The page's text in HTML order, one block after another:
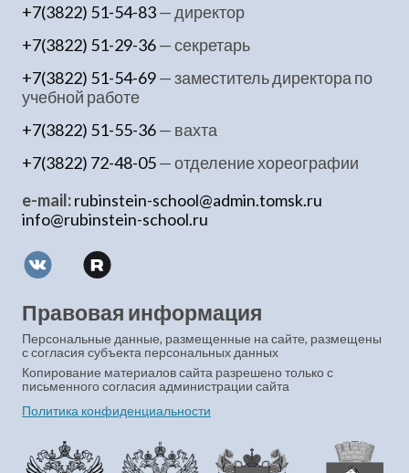
+7(3822) 51-54-83— директор
+7(3822) 51-29-36— секретарь
+7(3822) 51-54-69— заместитель директора по
учебной работе
+7(3822) 51-55-36— вахта
+7(3822) 72-48-05— отделение хореографии
e-mail:rubinstein-school@admin.tomsk.ru
info@rubinstein-school.ru
Правовая информация
Персональные данные, размещенные на сайте, размещены
с согласия субъекта персональных данных
Копирование материалов сайта разрешено только с
письменного согласия администрации сайта
Политика конфиденциальности